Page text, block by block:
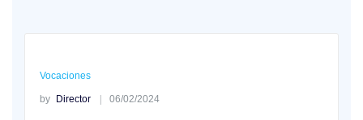
Vocaciones
by Director 06/02/2024